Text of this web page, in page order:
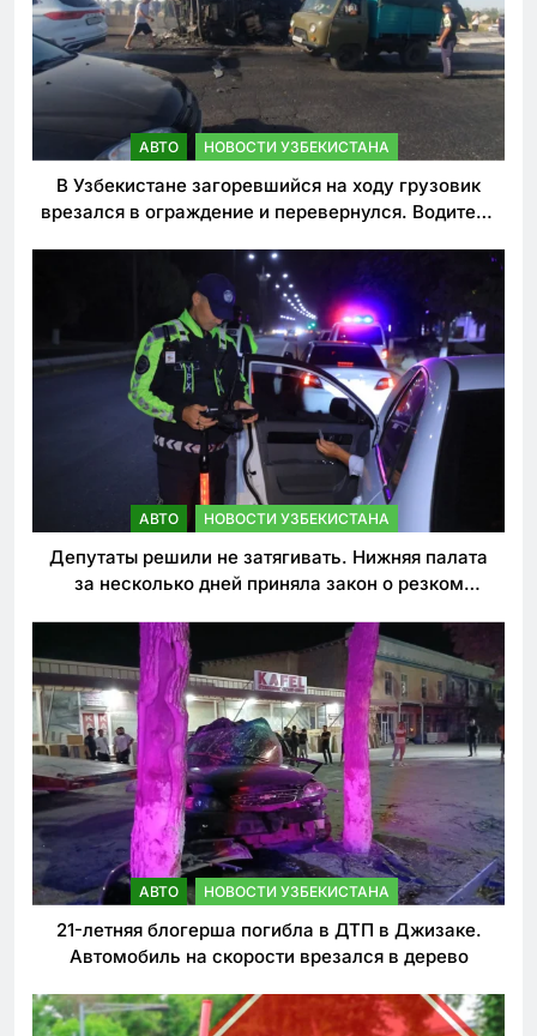
АВТО НОВОСТИ УЗБЕКИСТАНА
В Узбекистане загоревшийся на ходу грузовик
врезался в ограждение и перевернулся. Водитель
АВТО НОВОСТИ УЗБЕКИСТАНА
Депутаты решили не затягивать. Нижняя палата
за несколько дней приняла закон о резком
АВТО НОВОСТИ УЗБЕКИСТАНА
21-летняя блогерша погибла в ДТП в Джизаке.
Автомобиль на скорости врезался в дерево